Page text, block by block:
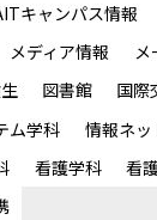
キャンパス情報
メディア情報 メ
図書館 国際
ム学科 情報ネ
看護学科 看